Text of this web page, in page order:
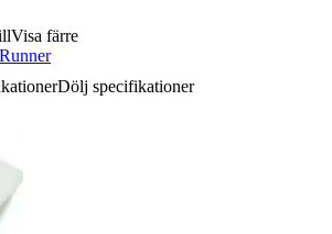
Visa färre
Dölj specifikationer